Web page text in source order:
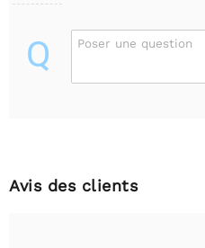
Q Poser une question
Avis des clients